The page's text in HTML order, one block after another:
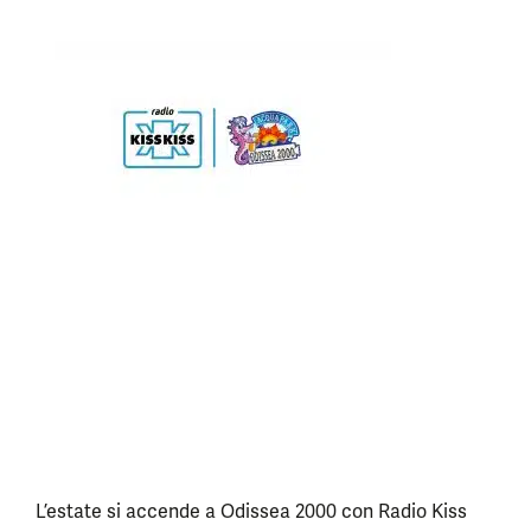
L’estate si accende a Odissea 2000 con Radio Kiss